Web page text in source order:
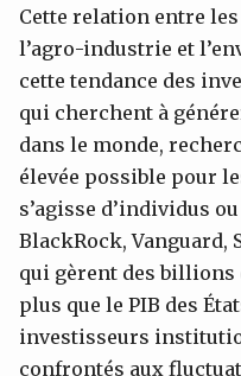
Cette relation entre
l’agro-industrie et
cette tendance des
qui cherchent à
dans le monde,
élevée possible pour
s’agisse d’individus
BlackRock, Vanguard,
qui gèrent des billions
plus que le PIB des
investisseurs
confrontés aux